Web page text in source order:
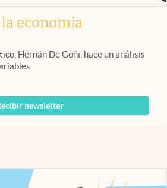
economía
Hernán De Goñi, hace un análisis
newsletter